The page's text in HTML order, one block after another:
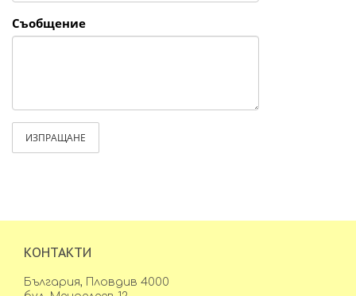
Съобщение
ИЗПРАЩАНЕ
КОНТАКТИ
България, Пловдив 4000